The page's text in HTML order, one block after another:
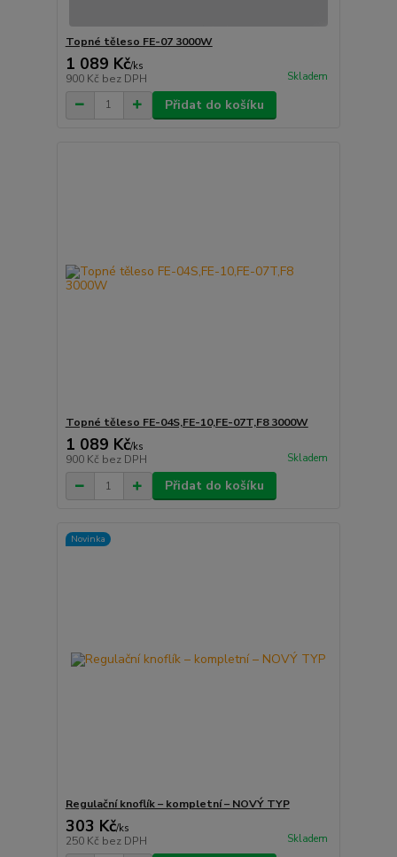
Topné těleso FE-07 3000W
1 089 Kč/ks
900 Kč bez DPH Skladem
Přidat do košíku
Topné těleso FE-04S,FE-10,FE-07T,F8 3000W
1 089 Kč/ks
900 Kč bez DPH Skladem
Přidat do košíku
Novinka
Regulační knoflík – kompletní – NOVÝ TYP
303 Kč/ks
250 Kč bez DPH Skladem